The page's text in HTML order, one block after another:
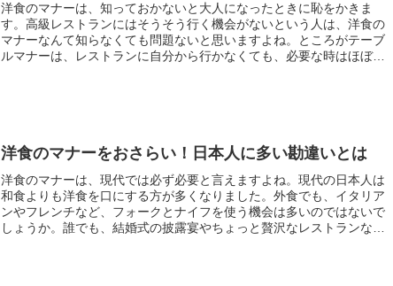
洋食のマナーは、知っておかないと大人になったときに恥をかきま
す。高級レストランにはそうそう行く機会がないという人は、洋食の
マナーなんて知らなくても問題ないと思いますよね。ところがテーブ
ルマナーは、レストランに自分から行かなくても、必要な時はほぼ必
洋食のマナーをおさらい！日本人に多い勘違いとは
洋食のマナーは、現代では必ず必要と言えますよね。現代の日本人は
和食よりも洋食を口にする方が多くなりました。外食でも、イタリア
ンやフレンチなど、フォークとナイフを使う機会は多いのではないで
しょうか。誰でも、結婚式の披露宴やちょっと贅沢なレストランな